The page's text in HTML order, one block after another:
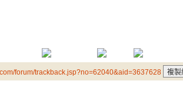
forum/trackback.jsp?no=62040&aid=3637628